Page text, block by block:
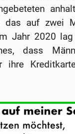
das auf zwei
Jahr 2020
dass
ihre